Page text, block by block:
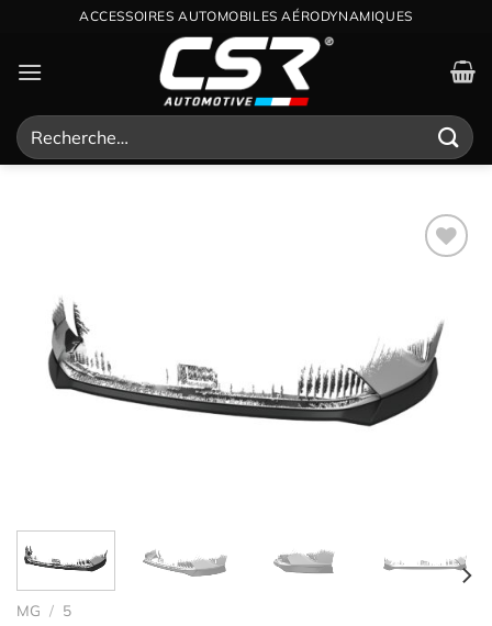
contenu
ACCESSOIRES AUTOMOBILES AÉRODYNAMIQUES
Recherche
pour :
Ajouter
à la
wishlist
MG / 5